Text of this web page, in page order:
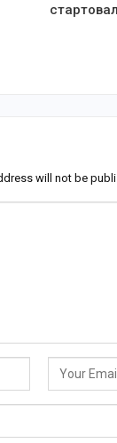
will not be